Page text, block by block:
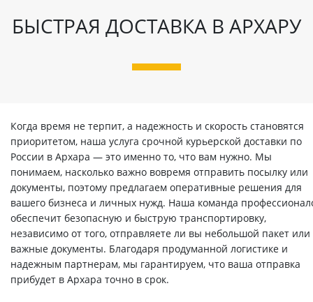
БЫСТРАЯ ДОСТАВКА В АРХАРУ
Когда время не терпит, а надежность и скорость становятся
приоритетом, наша услуга срочной курьерской доставки по
России в Архара — это именно то, что вам нужно. Мы
понимаем, насколько важно вовремя отправить посылку или
документы, поэтому предлагаем оперативные решения для
вашего бизнеса и личных нужд. Наша команда
обеспечит безопасную и быструю транспортировку,
независимо от того, отправляете ли вы небольшой пакет или
важные документы. Благодаря продуманной логистике и
надежным партнерам, мы гарантируем, что ваша отправка
прибудет в Архара точно в срок.